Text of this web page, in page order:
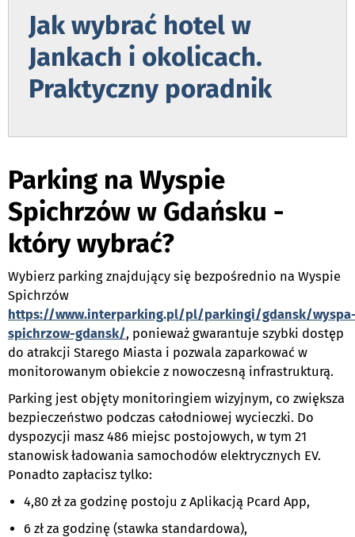
Jak wybrać hotel w
Jankach i okolicach.
Praktyczny poradnik
Parking na Wyspie
Spichrzów w Gdańsku -
który wybrać?
Wybierz parking znajdujący się bezpośrednio na Wyspie
Spichrzów
https://www.interparking.pl/pl/parkingi/gdansk/
spichrzow-gdansk/, ponieważ gwarantuje szybki dostęp
do atrakcji Starego Miasta i pozwala zaparkować w
monitorowanym obiekcie z nowoczesną infrastrukturą.
Parking jest objęty monitoringiem wizyjnym, co zwiększa
bezpieczeństwo podczas całodniowej wycieczki. Do
dyspozycji masz 486 miejsc postojowych, w tym 21
stanowisk ładowania samochodów elektrycznych EV.
Ponadto zapłacisz tylko:
4,80 zł za godzinę postoju z Aplikacją Pcard App,
6 zł za godzinę (stawka standardowa),